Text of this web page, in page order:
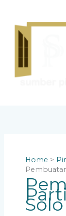
content
Home
Solo